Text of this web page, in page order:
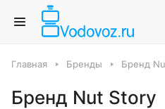
Главная Бренды Бренд
Бренд Nut Story